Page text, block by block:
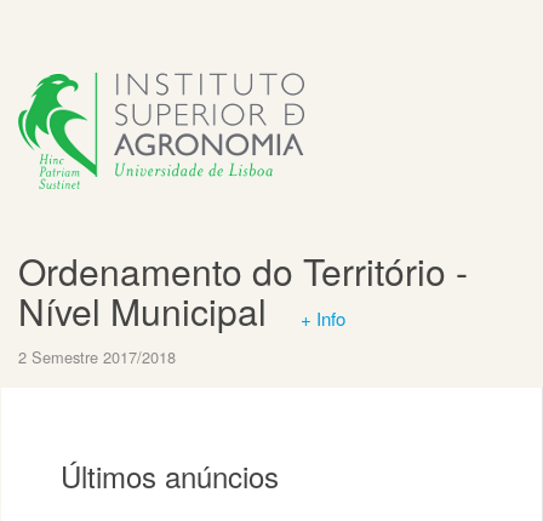
Ordenamento do Território -
Nível Municipal + Info
2 Semestre 2017/2018
Últimos anúncios